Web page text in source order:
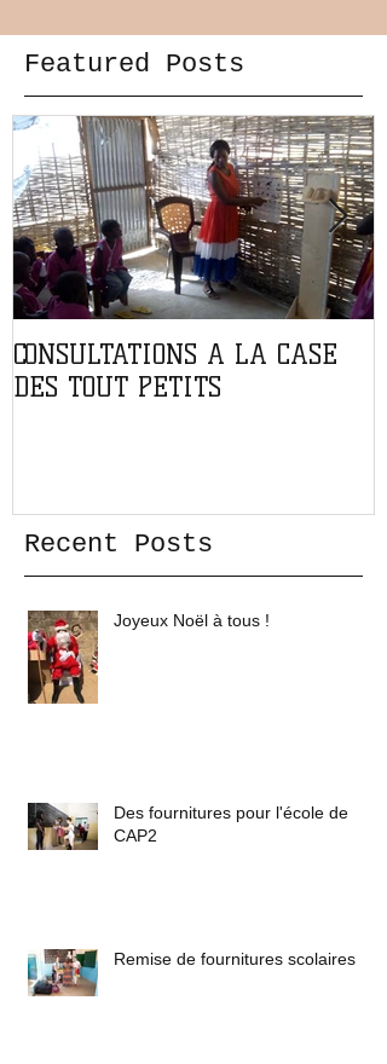
Featured Posts
CONSULTATIONS A LA CASE
DES TOUT PETITS
Recent Posts
Joyeux Noël à tous !
Des fournitures pour l'école de
CAP2
Remise de fournitures scolaires